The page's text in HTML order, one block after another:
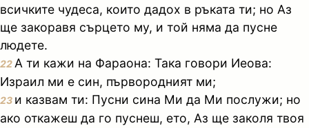
всичките чудеса, които дадох в ръката ти; но Аз
ще закоравя сърцето му, и той няма да пусне
людете.
22 А ти кажи на Фараона: Така говори Иеова:
Израил ми е син, първородният ми;
23 и казвам ти: Пусни сина Ми да Ми послужи; но
ако откажеш да го пуснеш, ето, Аз ще заколя твоя